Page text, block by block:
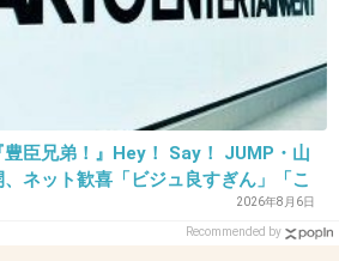
+156
、自分が小さい時に絵本に書
さんに見せてて、ん？？？？
豊臣兄弟！』Hey！ Say！ JUMP・山
ネット歓喜「ビジュ良すぎん」「こ
2026年8月6日
Recommended by